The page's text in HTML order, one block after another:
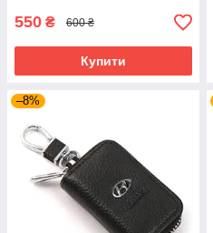
550 ₴ 600 ₴
Купити
–8%